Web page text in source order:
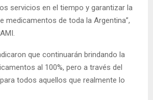
servicios en el tiempo y garantizar la
medicamentos de toda la Argentina”,
que continuarán brindando la
al 100%, pero a través del
todos aquellos que realmente lo